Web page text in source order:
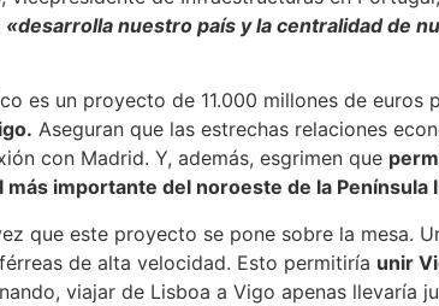
«desarrolla nuestro país y la centralidad de
es un proyecto de 11.000 millones de euros
Aseguran que las estrechas relaciones
con Madrid. Y, además, esgrimen que
más importante del noroeste de la Península
que este proyecto se pone sobre la mesa.
de alta velocidad. Esto permitiría unir
viajar de Lisboa a Vigo apenas llevaría